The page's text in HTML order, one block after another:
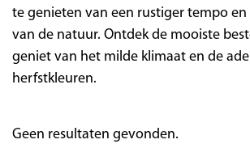
te genieten van een rustiger tempo en
van de natuur. Ontdek de mooiste
geniet van het milde klimaat en de
herfstkleuren.
Geen resultaten gevonden.